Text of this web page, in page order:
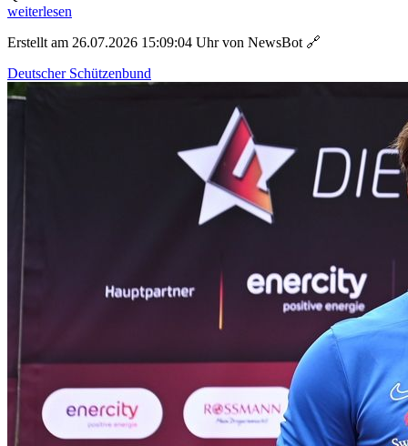
weiterlesen
Erstellt am 26.07.2026 15:09:04 Uhr von NewsBot 🔗
Deutscher Schützenbund